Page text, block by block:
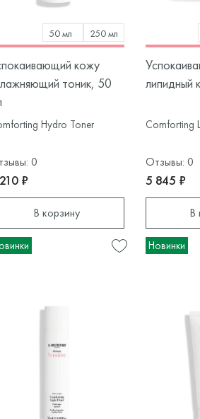
50 мл 250 мл
кожу
тоник, 50
Hydro Toner
0
₽
В корзину
липидный
Comforting
Отзывы: 0
5 845 ₽
В
Новинки